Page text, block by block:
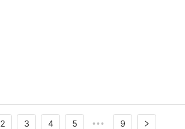
2 3 4 5 ••• 9